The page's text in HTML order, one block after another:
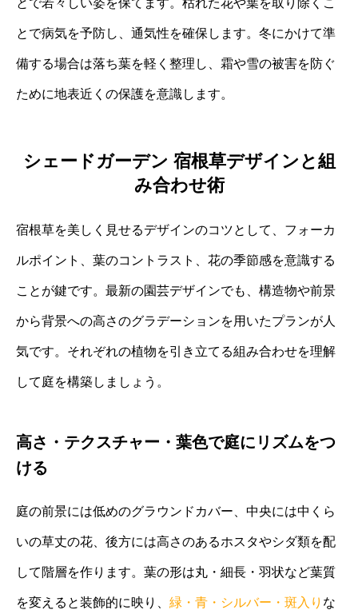
とで病気を予防し、通気性を確保します。冬にかけて準
備する場合は落ち葉を軽く整理し、霜や雪の被害を防ぐ
ために地表近くの保護を意識します。
シェードガーデン 宿根草デザインと組
み合わせ術
宿根草を美しく見せるデザインのコツとして、フォーカ
ルポイント、葉のコントラスト、花の季節感を意識する
ことが鍵です。最新の園芸デザインでも、構造物や前景
から背景への高さのグラデーションを用いたプランが人
気です。それぞれの植物を引き立てる組み合わせを理解
して庭を構築しましょう。
高さ・テクスチャー・葉色で庭にリズムをつ
ける
庭の前景には低めのグラウンドカバー、中央には中くら
いの草丈の花、後方には高さのあるホスタやシダ類を配
して階層を作ります。葉の形は丸・細長・羽状など葉質
を変えると装飾的に映り、 緑・青・シルバー・斑入り な